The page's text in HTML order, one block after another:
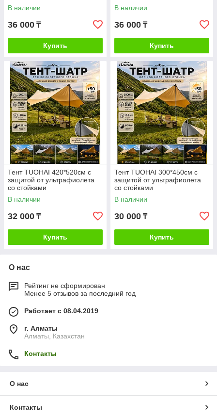
В наличии
36 000 ₸
Купить
В наличии
36 000 ₸
Купить
Тент TUOHAI 420*520см с
защитой от ультрафиолета
со стойками
В наличии
32 000 ₸
Купить
Тент TUOHAI 300*450см с
защитой от ультрафиолета
со стойками
В наличии
30 000 ₸
Купить
О нас
Рейтинг не сформирован
Менее 5 отзывов за последний год
Работает с 08.04.2019
г. Алматы
Алматы, Казахстан
Контакты
О нас
Контакты